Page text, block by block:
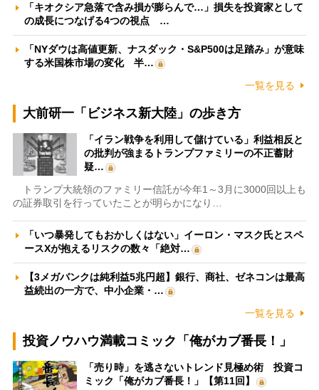
「キオクシア急落で含み損が膨らんで…」損失を投資家として
の成長につなげる4つの視点 …
「NYダウは高値更新、ナスダック・S&P500は足踏み」が意味
する米国株市場の変化 半…
一覧を見る
大前研一「ビジネス新大陸」の歩き方
「イラン戦争を利用して儲けている」利益相反と
の批判が強まるトランプファミリーの不正蓄財
疑…
トランプ大統領のファミリー信託が今年1～3月に3000回以上も
の証券取引を行っていたことが明らかになり…
「いつ暴発してもおかしくはない」イーロン・マスク氏とスペ
ースXが抱えるリスクの数々「絶対…
【3メガバンクは純利益5兆円超】銀行、商社、ゼネコンは最高
益続出の一方で、中小企業・…
一覧を見る
投資ノウハウ満載コミック「俺がカブ番長！」
「売り時」を逃さないトレンド見極め術 投資コ
ミック「俺がカブ番長！」【第11回】